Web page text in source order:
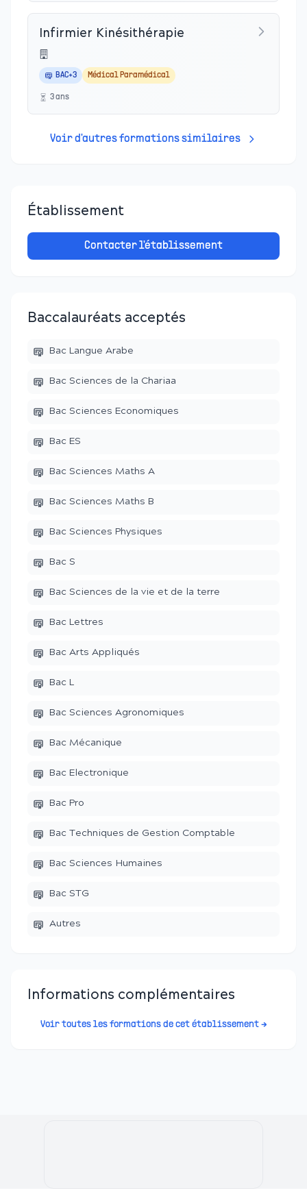
Infirmier Kinésithérapie
BAC+3 Médical Paramédical
3ans
Voir d'autres formations similaires
Établissement
Contacter l'établissement
Baccalauréats acceptés
Bac Langue Arabe
Bac Sciences de la Chariaa
Bac Sciences Economiques
Bac ES
Bac Sciences Maths A
Bac Sciences Maths B
Bac Sciences Physiques
Bac S
Bac Sciences de la vie et de la terre
Bac Lettres
Bac Arts Appliqués
Bac L
Bac Sciences Agronomiques
Bac Mécanique
Bac Electronique
Bac Pro
Bac Techniques de Gestion Comptable
Bac Sciences Humaines
Bac STG
Autres
Informations complémentaires
Voir toutes les formations de cet établissement →